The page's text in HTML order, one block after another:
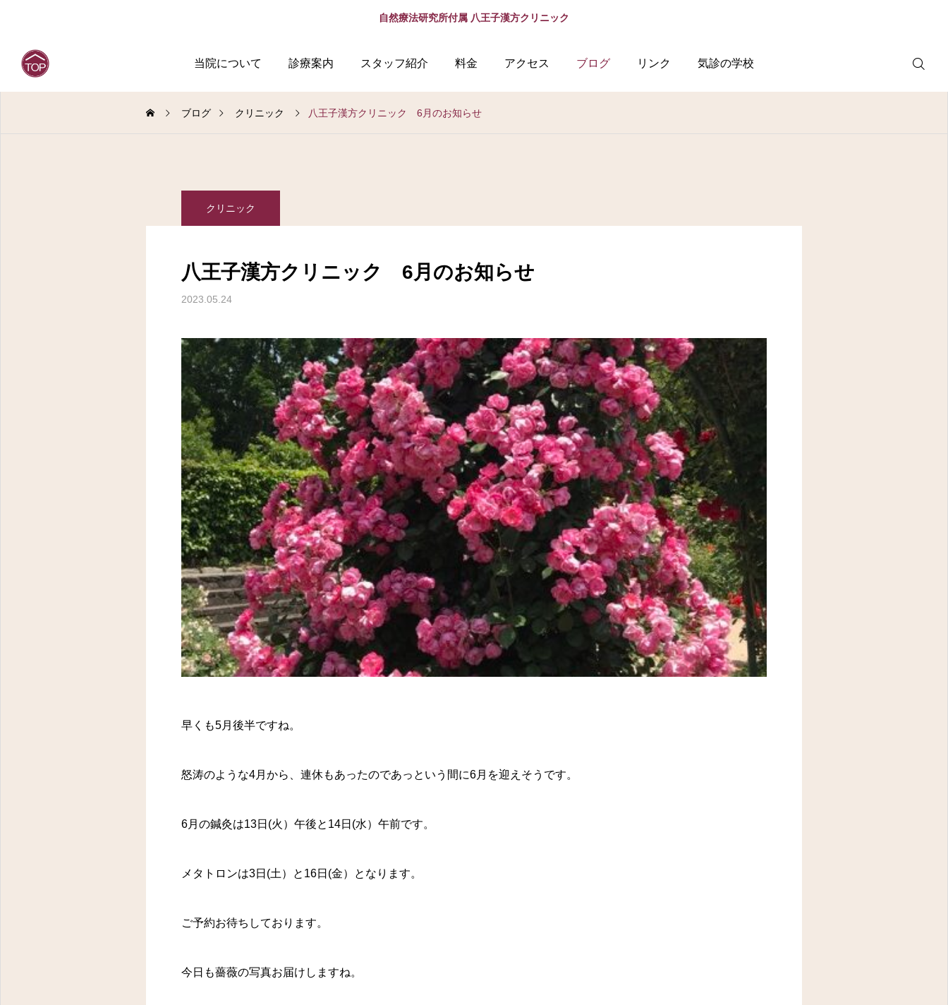
自然療法研究所付属 八王子漢方クリニック
当院について 診療案内 スタッフ紹介 料金 アクセス ブログ リンク 気診の学校
ブログ クリニック 八王子漢方クリニック 6月のお知らせ
クリニック
八王子漢方クリニック 6月のお知らせ
2023.05.24
早くも5月後半ですね。
怒涛のような4月から、連休もあったのであっという間に6月を迎えそうです。
6月の鍼灸は13日(火）午後と14日(水）午前です。
メタトロンは3日(土）と16日(金）となります。
ご予約お待ちしております。
今日も薔薇の写真お届けしますね。